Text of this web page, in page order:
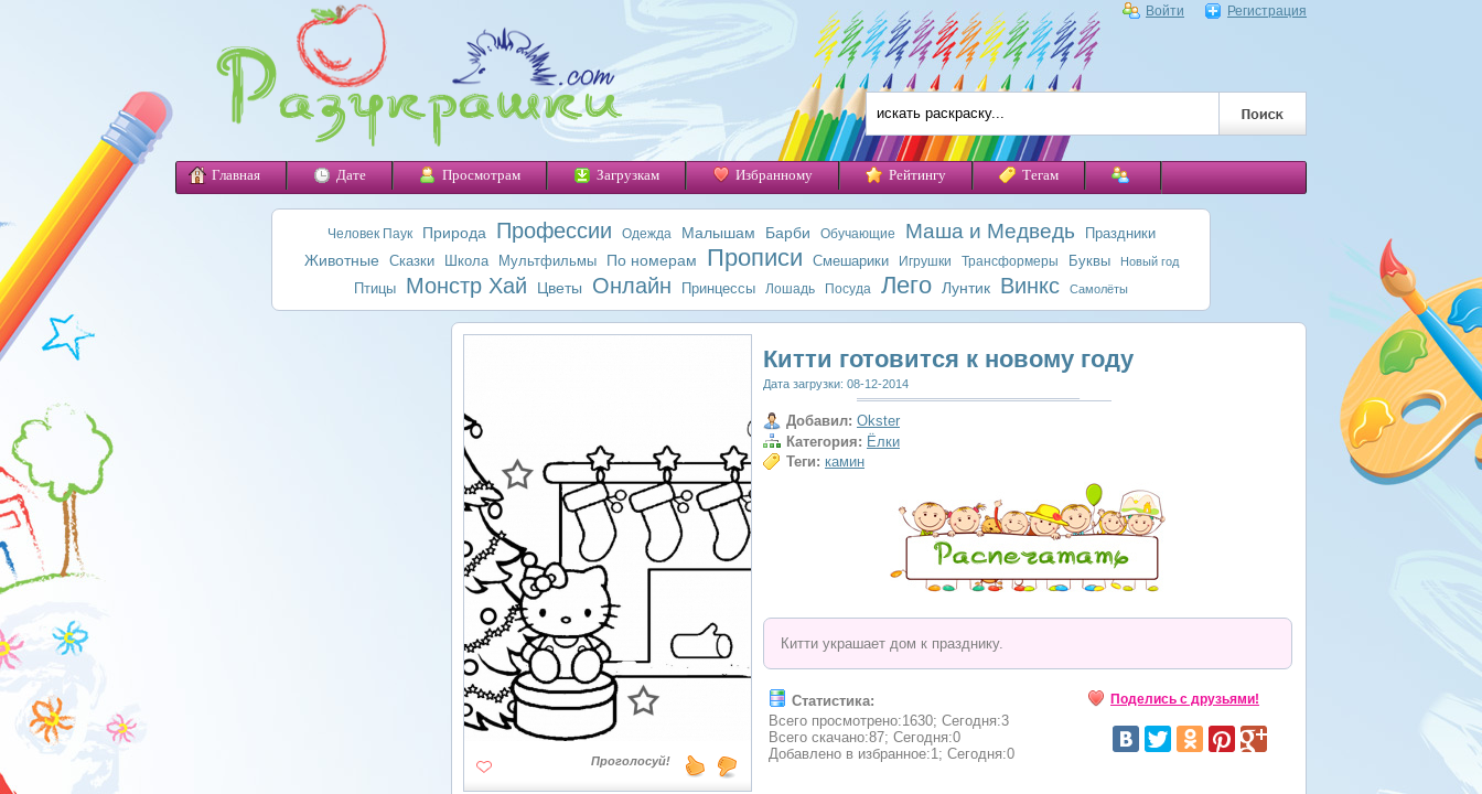
Войти Регистрация
Главная Дате Просмотрам Загрузкам Избранному Рейтингу Тегам
Человек Паук Природа Профессии Одежда Малышам Барби Обучающие Маша и Медведь Праздники
Животные Сказки Школа Мультфильмы По номерам Прописи Смешарики Игрушки Трансформеры Буквы Новый год
Птицы Монстр Хай Цветы Онлайн Принцессы Лошадь Посуда Лего Лунтик Винкс Самолёты
Проголосуй!
Китти готовится к новому году
Дата загрузки: 08-12-2014
Добавил: Okster
Категория: Ёлки
Теги: камин
Китти украшает дом к празднику.
Статистика:
Всего просмотрено:1630; Сегодня:3
Всего скачано:87; Сегодня:0
Добавлено в избранное:1; Сегодня:0
Поделись с друзьями!